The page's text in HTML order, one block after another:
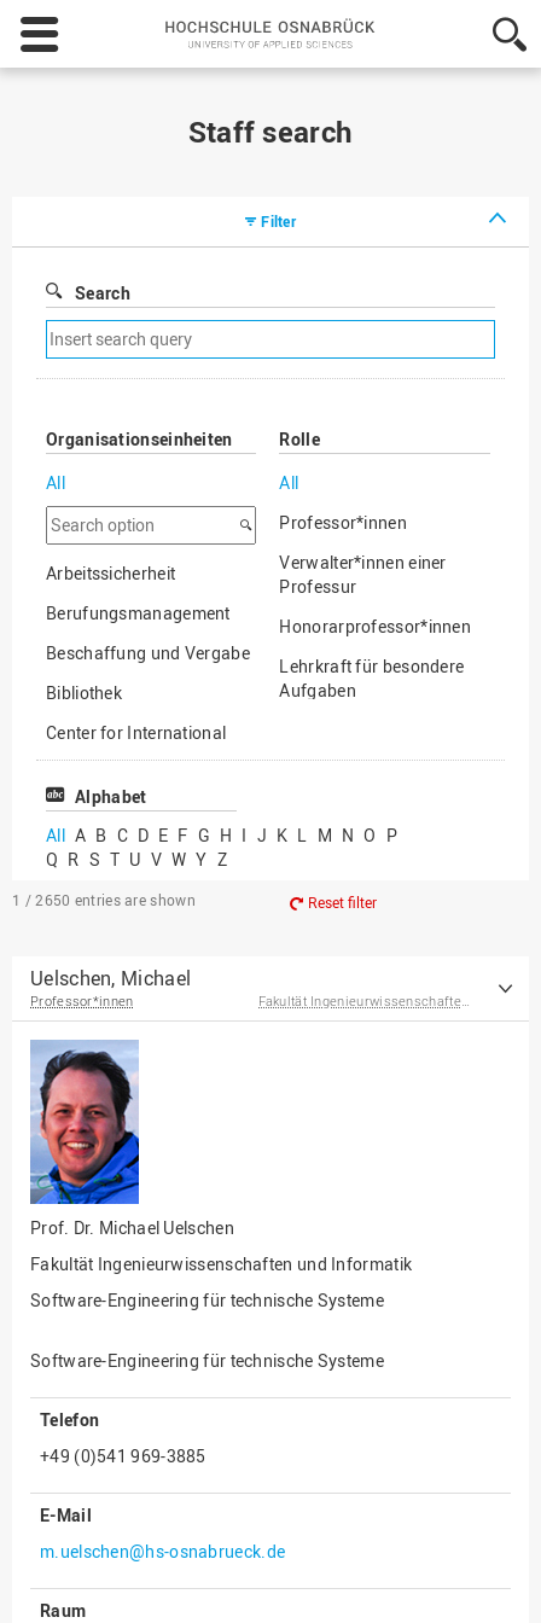
Hochschule
Osnabrück
-
Staff search
Filter
Search
Remove
search
filter
Organisationseinheiten
All
Search
option
Arbeitssicherheit
Berufungsmanagement
Beschaffung und Vergabe
Bibliothek
Center for International
Mobility
Center for International
Chancengerechtigkeit
eLearning Competence
EU-Büro
Fakultät
Agrarwissenschaften und
Landschaftsarchitektur
Fakultät
Ingenieurwissenschaften
und Informatik
Fakultät Management,
Kultur und Technik
Sozialwissenschaften
Finanzen
Forschung, Kooperation,
Drittmittel
Gebäude und Technik
Gesellschaftliches
Gleichstellungsbüro
Hochschulleitung
Hochschulplanung/-
Rolle
All
Professor*innen
Verwalter*innen einer
Professur
Honorarprofessor*innen
Lehrkraft für besondere
Aufgaben
Professor*innen im
Alphabet
All A B C D E F G H I J K L M N O P
Q R S T U V W Y Z
1 / 2650 entries are shown Reset filter
Uelschen, Michael
Professor*innen Fakultät Ingenieurwissenschaften und Informatik
Prof. Dr. Michael Uelschen
Fakultät Ingenieurwissenschaften und Informatik
Software-Engineering für technische Systeme
Software-Engineering für technische Systeme
Telefon
+49 (0)541 969-3885
E-Mail
m.uelschen@hs-osnabrueck.de
Raum